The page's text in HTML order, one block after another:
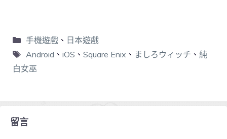
手機遊戲、 日本遊戲
Android 、 iOS 、 Square Enix 、 ましろウィッチ 、 純
白女巫
留言